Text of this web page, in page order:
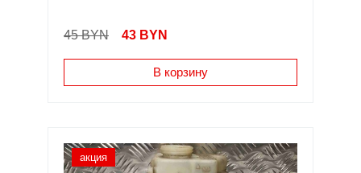
45 BYN 43 BYN
В корзину
акция